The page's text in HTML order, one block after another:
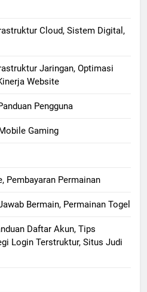
Cloud, Sistem Digital,
Jaringan, Optimasi
Website
Pengguna
Gaming
Pembayaran Permainan
Bermain, Permainan Togel
Daftar Akun, Tips
Login Terstruktur, Situs Judi